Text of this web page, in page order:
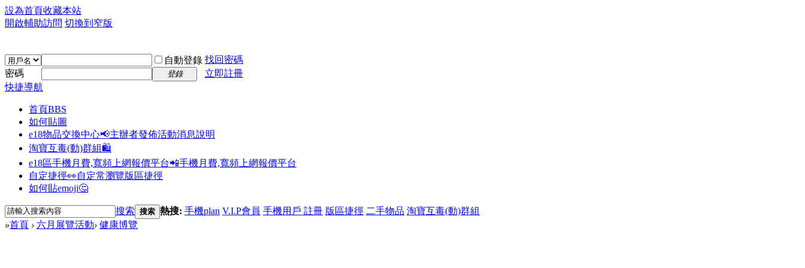
設為首頁收藏本站
開啟輔助訪問 切換到窄版
自動登錄 找回密碼
密碼
登錄
立即註冊
快捷導航
首頁BBS
如何貼圖
e18物品交換中心📢主辦者發佈活動消息說明
淘寶互毒(動)群組🛍️
e18區手機月費,寬頻上網報價平台📲手機月費,寬頻上網報價平台
自定捷徑👀自定常瀏覽版區捷徑
如何貼emoji🤔
搜索 搜索 熱搜: 手機plan V.I.P會員 手機用戶 註冊 版區捷徑 二手物品 淘寶互毒(動)群組
»首頁 › 六月展覽活動› 健康博覽